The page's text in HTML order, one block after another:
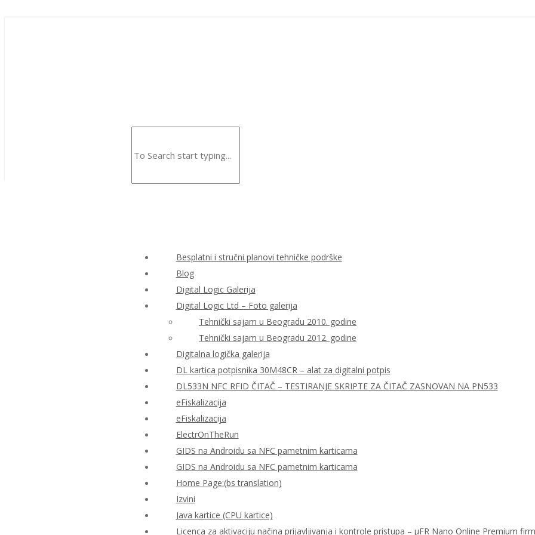
Besplatni i stručni planovi tehničke podrške
Blog
Digital Logic Galerija
Digital Logic Ltd – Foto galerija
Tehnički sajam u Beogradu 2010. godine
Tehnički sajam u Beogradu 2012. godine
Digitalna logička galerija
DL kartica potpisnika 30M48CR – alat za digitalni potpis
DL533N NFC RFID ČITAČ – TESTIRANJE SKRIPTE ZA ČITAČ ZASNOVAN NA PN533
eFiskalizacija
eFiskalizacija
ElectrOnTheRun
GIDS na Androidu sa NFC pametnim karticama
GIDS na Androidu sa NFC pametnim karticama
Home Page:(bs translation)
Izvini
Java kartice (CPU kartice)
Licenca za aktivaciju načina prijavljivanja i kontrole pristupa – μFR Nano Online Premium